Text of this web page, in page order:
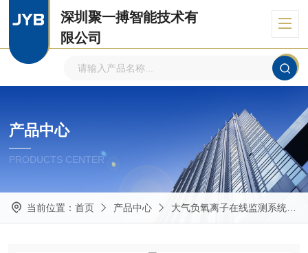
深圳聚一搏智能技术有
限公司
产品中心
PRODUCTS CENTER
当前位置： 首页 产品中心 大气负氧离子在线监测系统